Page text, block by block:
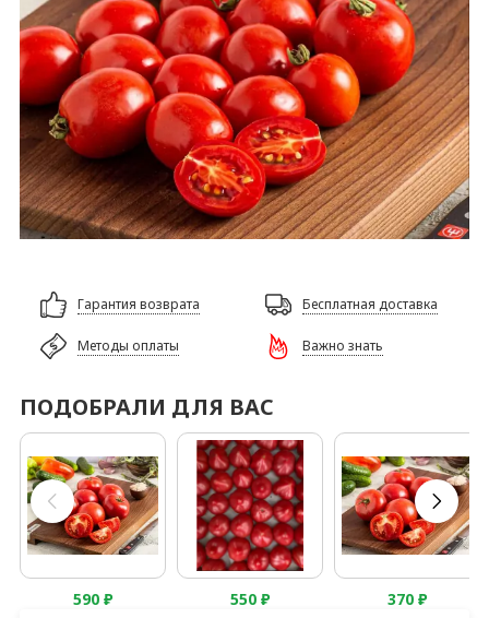
Гарантия возврата Бесплатная доставка
Методы оплаты Важно знать
ПОДОБРАЛИ ДЛЯ ВАС
590₽ 550₽ 370₽